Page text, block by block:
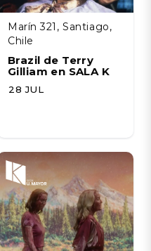
Marín 321, Santiago,
Chile
Brazil de Terry
Gilliam en SALA K
28 JUL